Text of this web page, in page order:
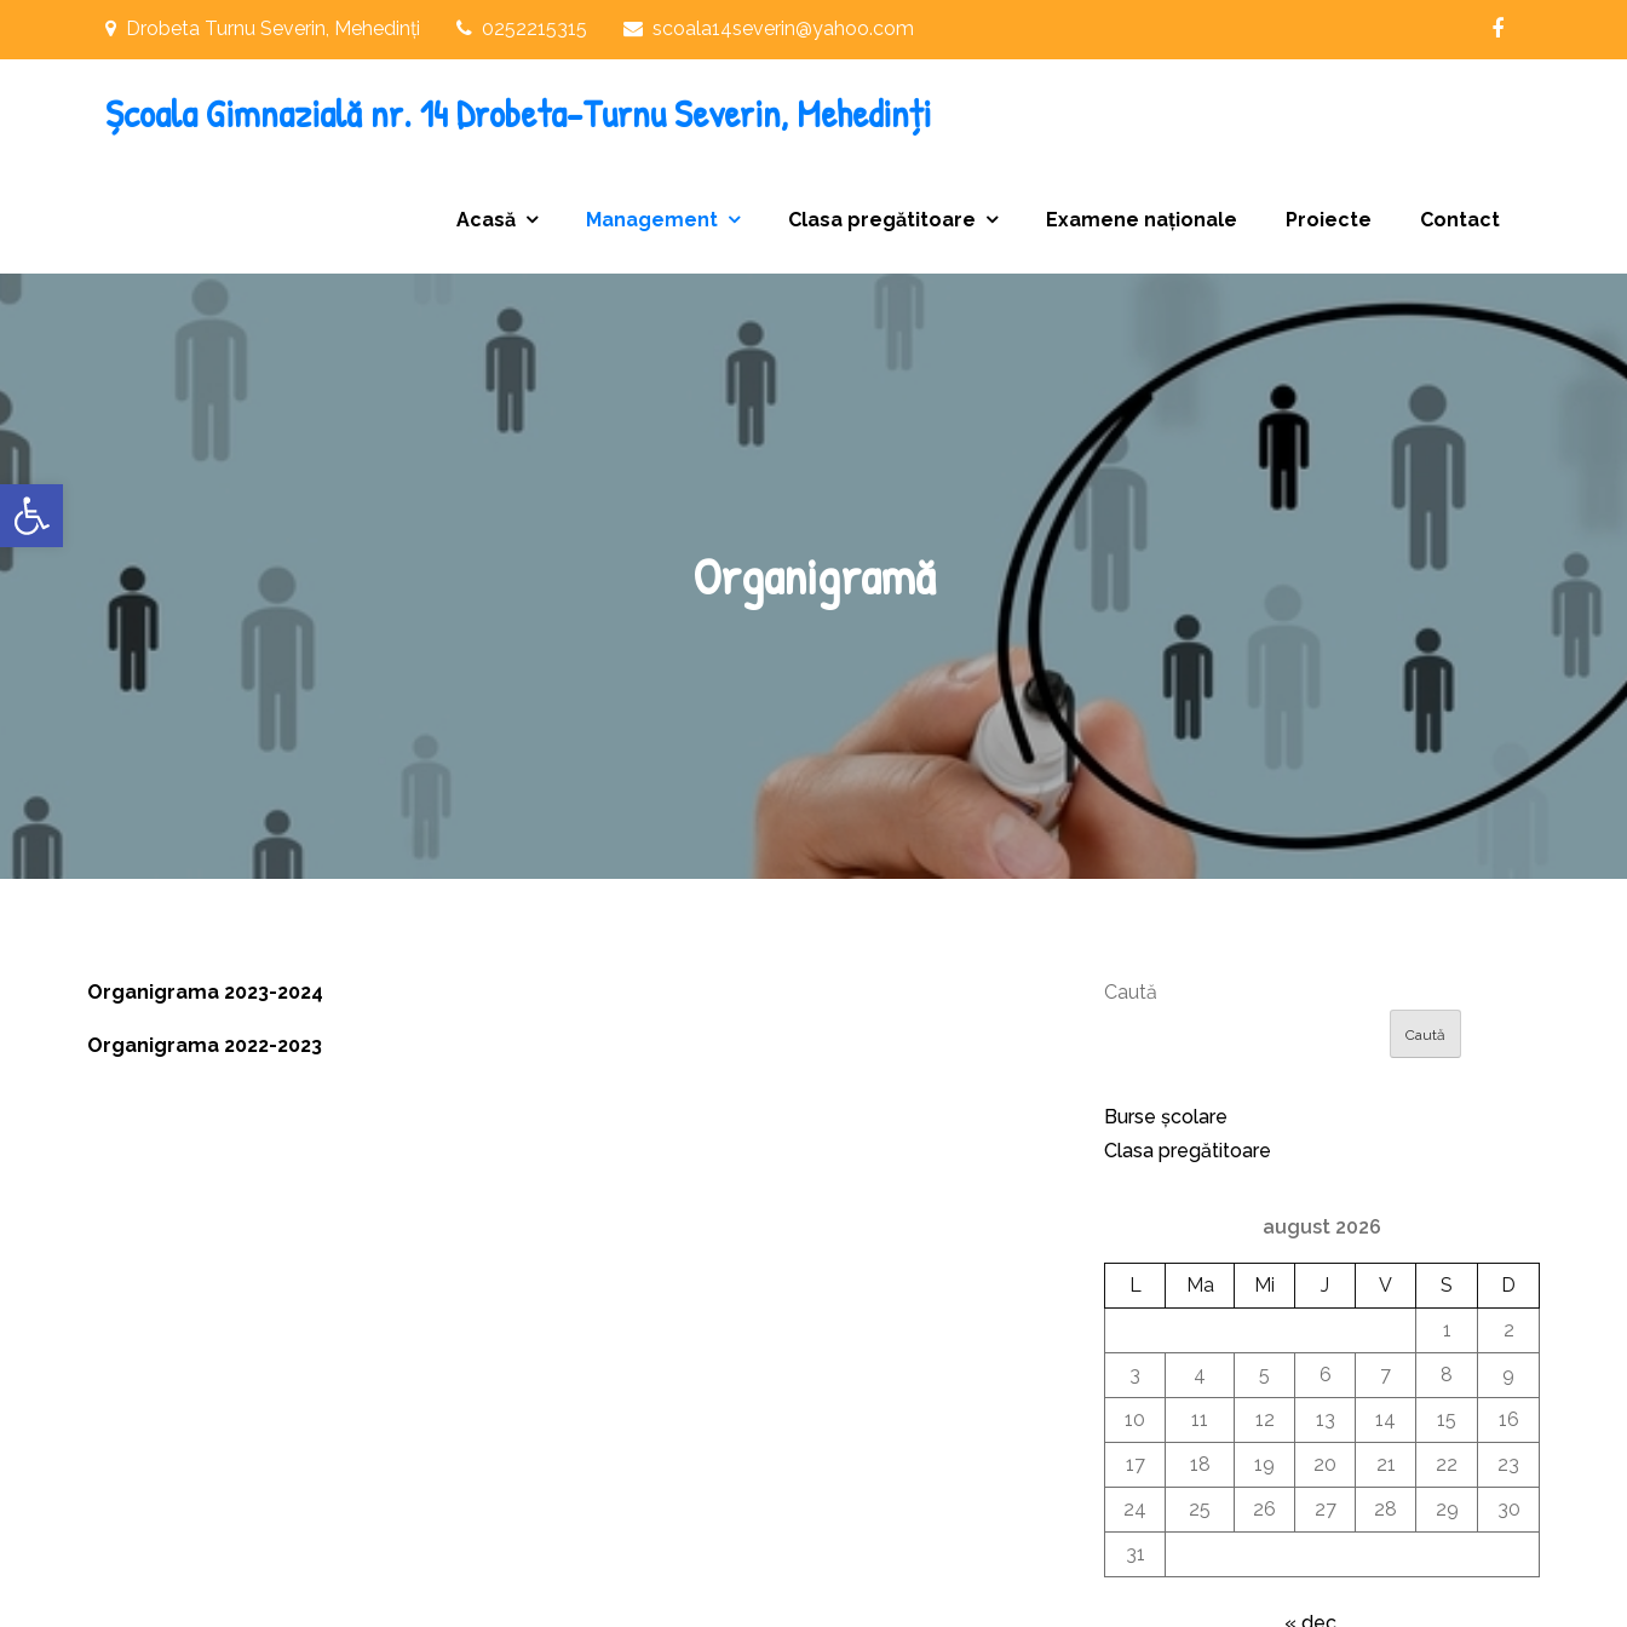
Deschide bara de unelte
Drobeta Turnu Severin, Mehedinți 0252215315 scoala14severin@yahoo.com
Școala Gimnazială nr. 14 Drobeta-Turnu Severin, Mehedinți
Acasă Management Clasa pregătitoare Examene naționale Proiecte Contact
Organigramă
Organigrama 2023-2024
Organigrama 2022-2023
Caută
Caută
Burse școlare
Clasa pregătitoare
august 2026
L Ma Mi J V S
D
1
2
3
4 5 6 7 8
9
10
11 12 13 14 15
16
17
18 19 20 21 22
23
24
25 26 27 28 29
30
31